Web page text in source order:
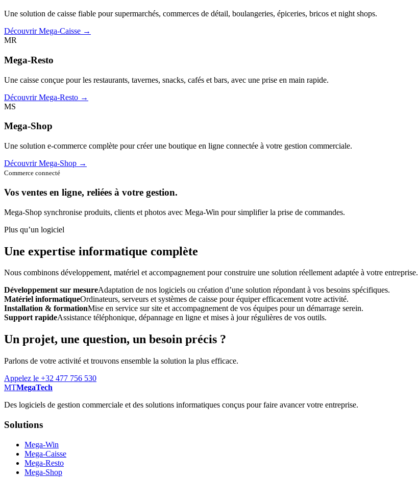
Une solution de caisse fiable pour supermarchés, commerces de détail, boulangeries, épiceries, bricos et night shops.
Découvrir Mega-Caisse →
MR
Mega-Resto
Une caisse conçue pour les restaurants, tavernes, snacks, cafés et bars, avec une prise en main rapide.
Découvrir Mega-Resto →
MS
Mega-Shop
Une solution e-commerce complète pour créer une boutique en ligne connectée à votre gestion commerciale.
Découvrir Mega-Shop →
Commerce connecté
Vos ventes en ligne, reliées à votre gestion.
Mega-Shop synchronise produits, clients et photos avec Mega-Win pour simplifier la prise de commandes.
Plus qu’un logiciel
Une expertise informatique complète
Nous combinons développement, matériel et accompagnement pour construire une solution réellement adaptée à votre entreprise.
Développement sur mesureAdaptation de nos logiciels ou création d’une solution répondant à vos besoins spécifiques.
Matériel informatiqueOrdinateurs, serveurs et systèmes de caisse pour équiper efficacement votre activité.
Installation & formationMise en service sur site et accompagnement de vos équipes pour un démarrage serein.
Support rapideAssistance téléphonique, dépannage en ligne et mises à jour régulières de vos outils.
Un projet, une question, un besoin précis ?
Parlons de votre activité et trouvons ensemble la solution la plus efficace.
Appelez le +32 477 756 530
MTMegaTech
Des logiciels de gestion commerciale et des solutions informatiques conçus pour faire avancer votre entreprise.
Solutions
Mega-Win
Mega-Caisse
Mega-Resto
Mega-Shop